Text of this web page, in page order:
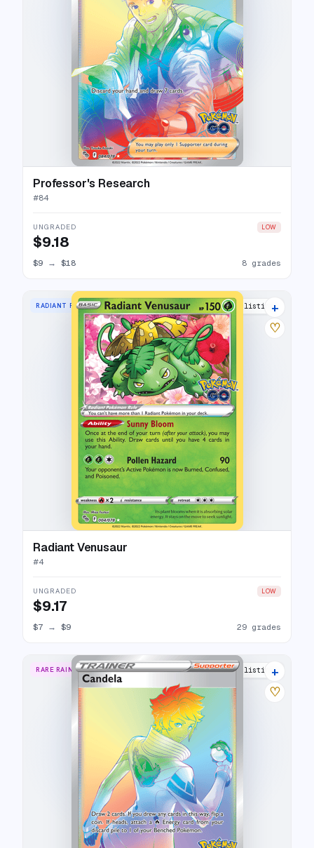
Professor's Research
#84
UNGRADED LOW
$9.18
$9 → $18 8 grades
RADIANT RARE 33 listings
+
♡
Radiant Venusaur
#4
UNGRADED LOW
$9.17
$7 → $9 29 grades
RARE RAINBOW 17 listings
+
♡